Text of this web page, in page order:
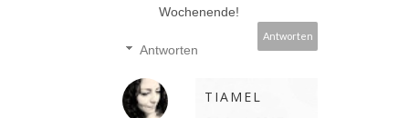
Wochenende!
Antworten
Antworten
TIAMEL